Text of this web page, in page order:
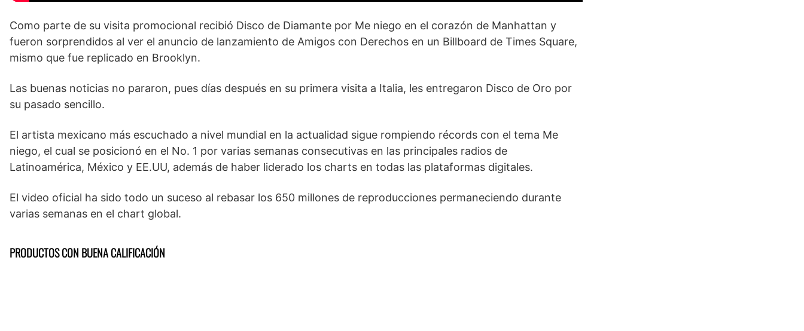
Como parte de su visita promocional recibió Disco de Diamante por Me niego en el corazón de Manhattan y
fueron sorprendidos al ver el anuncio de lanzamiento de Amigos con Derechos en un Billboard de Times Square,
mismo que fue replicado en Brooklyn.
Las buenas noticias no pararon, pues días después en su primera visita a Italia, les entregaron Disco de Oro por
su pasado sencillo.
El artista mexicano más escuchado a nivel mundial en la actualidad sigue rompiendo récords con el tema Me
niego, el cual se posicionó en el No. 1 por varias semanas consecutivas en las principales radios de
Latinoamérica, México y EE.UU, además de haber liderado los charts en todas las plataformas digitales.
El video oficial ha sido todo un suceso al rebasar los 650 millones de reproducciones permaneciendo durante
varias semanas en el chart global.
PRODUCTOS CON BUENA CALIFICACIÓN